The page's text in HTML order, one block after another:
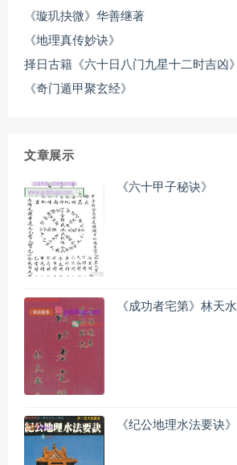
《璇玑抉微》华善继著
《地理真传妙诀》
择日古籍《六十日八门九星十二时吉凶》
《奇门遁甲聚玄经》
文章展示
《六十甲子秘诀》
《成功者宅第》林天水
《纪公地理水法要诀》